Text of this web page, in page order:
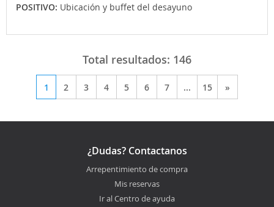
POSITIVO: Ubicación y buffet del desayuno
Total resultados: 146
1 2 3 4 5 6 7 ... 15 »
¿Dudas? Contactanos
Arrepentimiento de compra
Mis reservas
Ir al Centro de ayuda